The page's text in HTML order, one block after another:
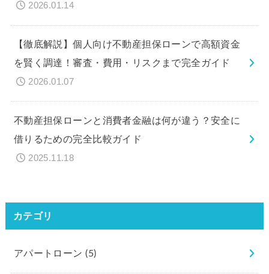
2026.01.14
【徹底解説】個人向け不動産担保ローンで高額資金
を賢く調達！審査・費用・リスクまで完全ガイド
2026.01.07
不動産担保ローンと消費者金融は何が違う？安全に
借りるための完全比較ガイド
2025.11.18
カテゴリ
アパートローン(5)